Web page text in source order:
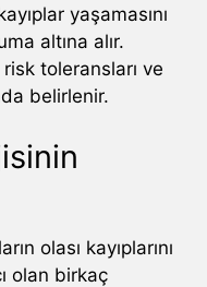
yaşamasını
altına alır.
risk toleransları ve
belirlenir.
olası kayıplarını
olan birkaç